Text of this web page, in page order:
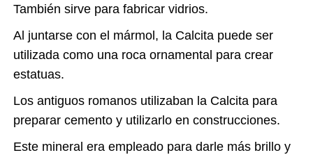
También sirve para fabricar vidrios.
Al juntarse con el mármol, la Calcita puede ser
utilizada como una roca ornamental para crear
estatuas.
Los antiguos romanos utilizaban la Calcita para
preparar cemento y utilizarlo en construcciones.
Este mineral era empleado para darle más brillo y